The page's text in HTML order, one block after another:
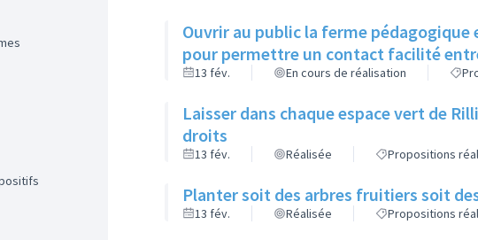
Ouvrir au public la ferme pédagogique
pour permettre un contact facilité
13 fév. En cours de réalisation
Laisser dans chaque espace vert de
droits
13 fév. Réalisée Propositions
Planter soit des arbres fruitiers soit
13 fév. Réalisée Propositions